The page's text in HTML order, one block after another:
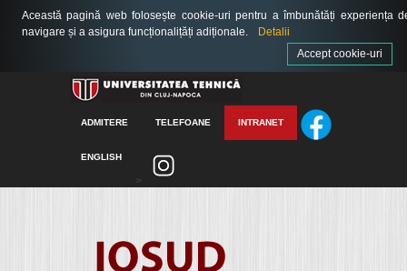
ADMITERE TELEFOANE INTRANET
ENGLISH
>
Această pagină web folosește cookie-uri pentru a îmbunătăți experiența
navigare și a asigura funcționalițăți adiționale.
Detalii
Accept cookie-uri